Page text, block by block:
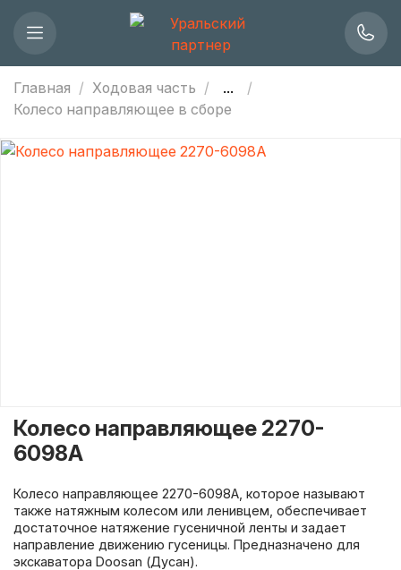
Главная Ходовая часть
...
Колесо направляющее в сборе
Колесо направляющее 2270-
6098A
Колесо направляющее 2270-6098A, которое называют
также натяжным колесом или ленивцем, обеспечивает
достаточное натяжение гусеничной ленты и задает
направление движению гусеницы. Предназначено для
экскаватора Doosan (Дусан).